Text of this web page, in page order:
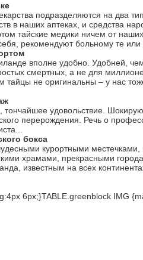
подразделяются на два
в наших аптеках, и средства
тайские медики ничем от
рекомендуют больному те
вполне удобно. Удобней,
смертных, а не для
тайцы не оригинальны – у нас
тончайшее удовольствие.
перерождения. Речь о
бокса
курортными
храмами, прекрасными
известным на всех
6px;}TABLE.greenblock IMG